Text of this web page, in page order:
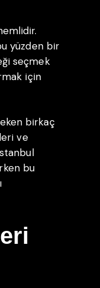
yüzden bir
seçmek
için
birkaç
ve
bu